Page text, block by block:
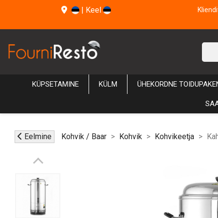
| Keel
KÜPSETAMINE KÜLM ÜHEKORDNE
Eelmine Kohvik / Baar Kohvik Kohvikeetja